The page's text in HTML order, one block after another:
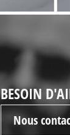
BESOIN
Nous